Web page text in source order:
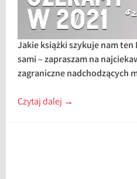
Jakie książki szykuje nam ten
sami – zapraszam na
zagraniczne nadchodzących
Czytaj dalej →